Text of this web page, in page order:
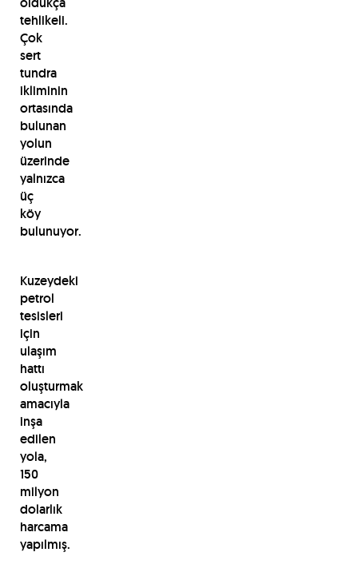
tehlikeli.
Çok
sert
tundra
ikliminin
ortasında
bulunan
yolun
üzerinde
yalnızca
üç
köy
bulunuyor.
Kuzeydeki
petrol
tesisleri
için
ulaşım
hattı
oluşturmak
amacıyla
inşa
edilen
yola,
150
milyon
dolarlık
harcama
yapılmış.